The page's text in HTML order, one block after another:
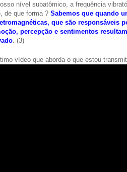
nível subatômico, a frequência
de que forma ? Sabemos que quando
que são responsáveis
percepção e sentimentos
. (3)
vídeo que aborda o que estou